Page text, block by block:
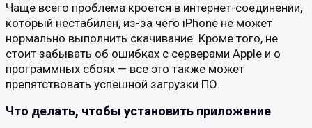
Чаще всего проблема кроется в интернет-соединении,
который нестабилен, из-за чего iPhone не может
нормально выполнить скачивание. Кроме того, не
стоит забывать об ошибках с серверами Apple и о
программных сбоях — все это также может
препятствовать успешной загрузки ПО.
Что делать, чтобы установить приложение